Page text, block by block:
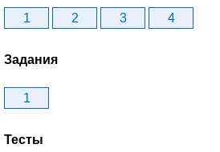
1 2 3 4
Задания
1
Тесты